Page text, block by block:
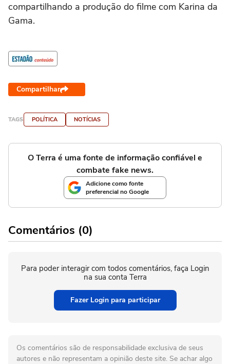
compartilhando a produção do filme com Karina da
Gama.
Compartilhar
TAGS POLÍTICA NOTÍCIAS
O Terra é uma fonte de informação confiável e
combate fake news.
Adicione como fonte
preferencial no Google
Comentários (0)
Para poder interagir com todos comentários, faça Login
na sua conta Terra
Fazer Login para participar
Os comentários são de responsabilidade exclusiva de seus
autores e não representam a opinião deste site. Se achar algo